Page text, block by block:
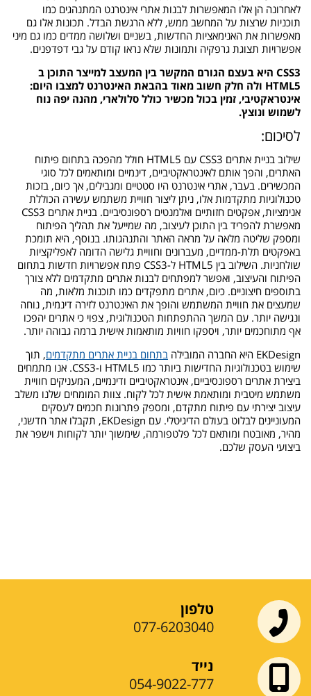
לאחרונה הן אלו המאפשרות לבנות אתרי אינטרנט המתנהגים כמו
תוכניות שרצות על המחשב ממש, ללא הרגשת הבדל. תכונות אלו גם
מאפשרות את האנימאציות החדשות, בשניים ושלושה ממדים כמו גם מיני
אפשרויות תצוגת גרפקיה ותמונות שלא נראו קודם על גבי דפדפנים.
CSS3 היא בעצם הגורם המקשר בין המעצב למייצר התוכן ב
HTML5 ולה חלק חשוב מאוד בהבאת האינטרנט למצבו היום:
אינטראקטיבי, זמין בכול מכשיר כולל סלולארי, מהנה יפה נוח
לשמוש ונוצץ.
לסיכום:
שילוב בניית אתרים CSS3 עם HTML5 חולל מהפכה בתחום פיתוח
האתרים, והפך אותם לאינטראקטיביים, דינמיים ומותאמים לכל סוגי
המכשירים. בעבר, אתרי אינטרנט היו סטטיים ומגבילים, אך כיום, בזכות
טכנולוגיות מתקדמות אלו, ניתן ליצור חוויית משתמש עשירה הכוללת
אנימציות, אפקטים חזותיים ואלמנטים רספונסיביים. בניית אתרים CSS3
מאפשרת להפריד בין התוכן לעיצוב, מה שמייעל את תהליך הפיתוח
ומספק שליטה מלאה על מראה האתר והתנהגותו. בנוסף, היא תומכת
באפקטים תלת-ממדיים, מעברונים וחוויית גלישה הדומה לאפליקציות
שולחניות. השילוב בין HTML5 ל-CSS3 פתח אפשרויות חדשות בתחום
הפיתוח והעיצוב, ואפשר למפתחים לבנות אתרים מתקדמים ללא צורך
בתוספים חיצוניים. כיום, אתרים מתפקדים כמו תוכנות מלאות, מה
שמעצים את חוויית המשתמש והופך את האינטרנט לזירה דינמית, נוחה
ונגישה יותר. עם המשך ההתפתחות הטכנולוגית, צפוי כי אתרים יהפכו
אף מתוחכמים יותר, ויספקו חוויות מותאמות אישית ברמה גבוהה יותר.
EKDesign היא החברה המובילה
בתחום בניית אתרים מתקדמים, תוך
שימוש בטכנולוגיות החדישות ביותר כמו HTML5 ו-CSS3. אנו מתמחים
ביצירת אתרים רספונסיביים, אינטראקטיביים ודינמיים, המעניקים חוויית
משתמש מיטבית ומותאמת אישית לכל לקוח. צוות המומחים שלנו משלב
עיצוב יצירתי עם פיתוח מתקדם, ומספק פתרונות חכמים לעסקים
המעוניינים לבלוט בעולם הדיגיטלי. עם EKDesign, תקבלו אתר חדשני,
מהיר, מאובטח ומותאם לכל פלטפורמה, שימשוך יותר לקוחות וישפר את
ביצועי העסק שלכם.
טלפון
077-6203040
נייד
054-9022-777